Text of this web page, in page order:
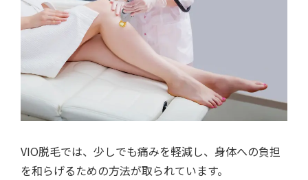
VIO脱毛では、少しでも痛みを軽減し、身体への負担
を和らげるための方法が取られています。